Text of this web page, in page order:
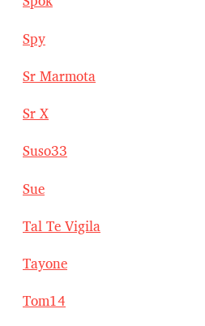
Spy
Sr Marmota
Sr X
Suso33
Sue
Tal Te Vigila
Tayone
Tom14